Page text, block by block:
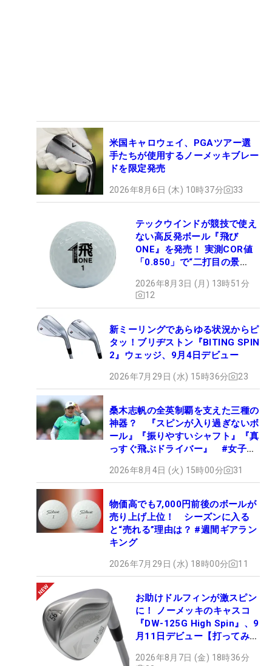
米国キャロウェイ、PGAツアー選
手たちが使用するノーメッキブレー
ドを限定発売
2026年8月6日 (木) 10時37分 33
テックウインドが競技で使え
ない高反発ボール『飛び
ONE』を発売！ 実測COR値
「0.850」で“二打目の景
2026年8月3日 (月) 13時51分
12
新ミーリングであらゆる状況からピ
タッ！ブリヂストン『BITING SPIN
2』ウェッジ、9月4日デビュー
2026年7月29日 (水) 15時36分 23
桑木志帆の全英制覇を支えた三種の
神器？ 『スピンが入り過ぎないボ
ール』『振りやすいシャフト』『真
っすぐ飛ぶドライバー』 #女子プ
2026年8月4日 (火) 15時00分 31
物価高でも7,000円前後のボールが
売り上げ上位！ シーズンに入る
と“売れる”理由は？ #週間ギアラン
キング
2026年7月29日 (水) 18時00分 11
お助けドルフィンが激スピン
に！ ノーメッキのキャスコ
『DW-125G High Spin』、9
月11日デビュー【打ってみ
2026年8月7日 (金) 18時36分